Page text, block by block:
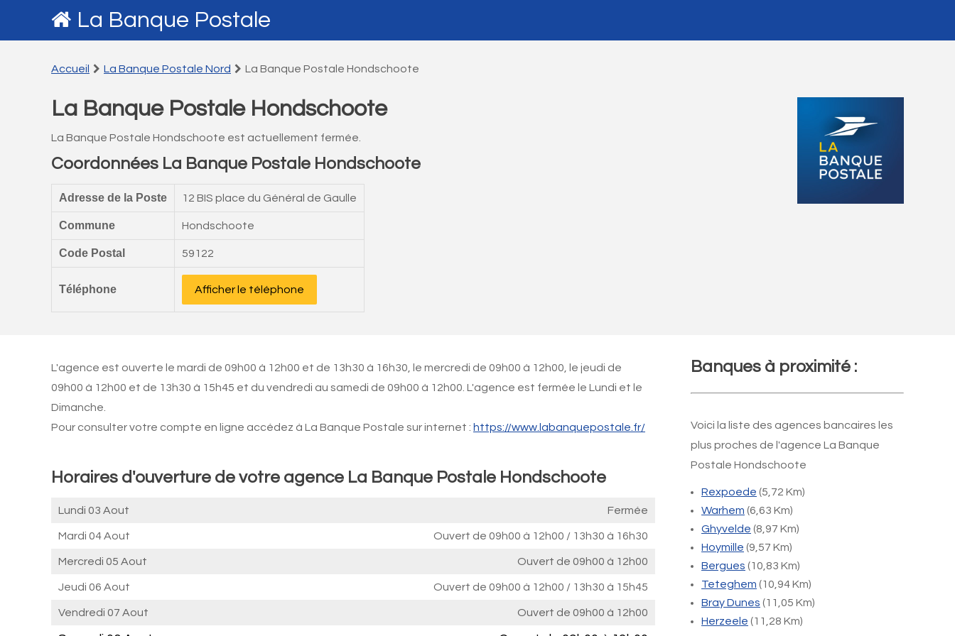
La Banque Postale
Accueil La Banque Postale Nord La Banque Postale Hondschoote
La Banque Postale Hondschoote
La Banque Postale Hondschoote est actuellement fermée.
Coordonnées La Banque Postale Hondschoote
Adresse de la Poste 12 BIS place du Général de Gaulle
Commune Hondschoote
Code Postal 59122
Téléphone Afficher le téléphone
L'agence est ouverte le mardi de 09h00 à 12h00 et de 13h30 à 16h30, le mercredi de 09h00 à 12h00, le jeudi de
09h00 à 12h00 et de 13h30 à 15h45 et du vendredi au samedi de 09h00 à 12h00. L'agence est fermée le Lundi et le
Dimanche.
Pour consulter votre compte en ligne accédez à La Banque Postale sur internet : https://www.labanquepostale.fr/
Horaires d'ouverture de votre agence La Banque Postale Hondschoote
Lundi 03 Aout Fermée
Mardi 04 Aout Ouvert de 09h00 à 12h00 / 13h30 à 16h30
Mercredi 05 Aout Ouvert de 09h00 à 12h00
Jeudi 06 Aout Ouvert de 09h00 à 12h00 / 13h30 à 15h45
Vendredi 07 Aout Ouvert de 09h00 à 12h00
Banques à proximité :
Voici la liste des agences bancaires les
plus proches de l'agence La Banque
Postale Hondschoote
Rexpoede (5,72 Km)
Warhem (6,63 Km)
Ghyvelde (8,97 Km)
Hoymille (9,57 Km)
Bergues (10,83 Km)
Teteghem (10,94 Km)
Bray Dunes (11,05 Km)
Herzeele (11,28 Km)